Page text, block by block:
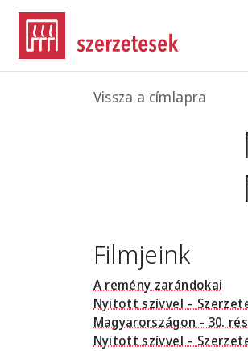
Ugrás a tartalomra
Morzsa
Vissza a címlapra
Filmjeink
A remény zarándokai
Nyitott szívvel –
Magyarországon - 30.
Nyitott szívvel –